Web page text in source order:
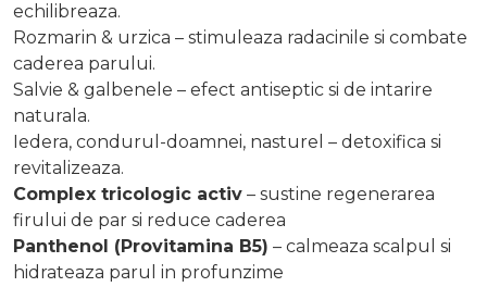
echilibreaza.
Rozmarin & urzica – stimuleaza radacinile si combate
caderea parului.
Salvie & galbenele – efect antiseptic si de intarire
naturala.
Iedera, condurul-doamnei, nasturel – detoxifica si
revitalizeaza.
Complex tricologic activ – sustine regenerarea
firului de par si reduce caderea
Panthenol (Provitamina B5) – calmeaza scalpul si
hidrateaza parul in profunzime